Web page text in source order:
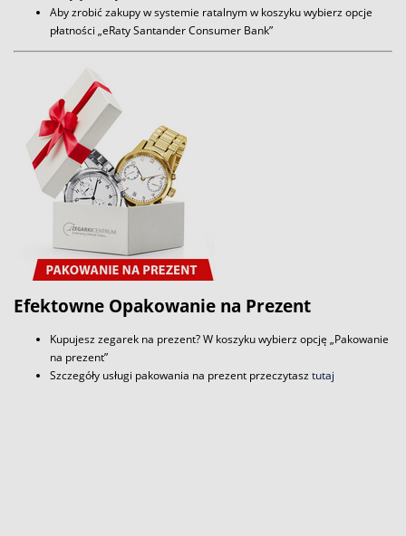
Aby zrobić zakupy w systemie ratalnym w koszyku wybierz opcje
płatności „eRaty Santander Consumer Bank”
Efektowne Opakowanie na Prezent
Kupujesz zegarek na prezent? W koszyku wybierz opcję „Pakowanie
na prezent”
Szczegóły usługi pakowania na prezent przeczytasztutaj